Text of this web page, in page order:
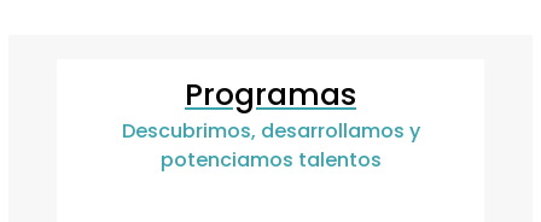
Programas
Descubrimos, desarrollamos y
potenciamos talentos